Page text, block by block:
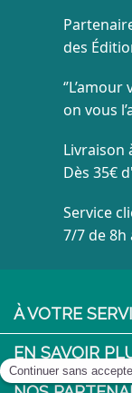
des
on vous
Livraison
Dès 35€
Service
7/7 de 8h
À VOTRE
EN SAVOIR